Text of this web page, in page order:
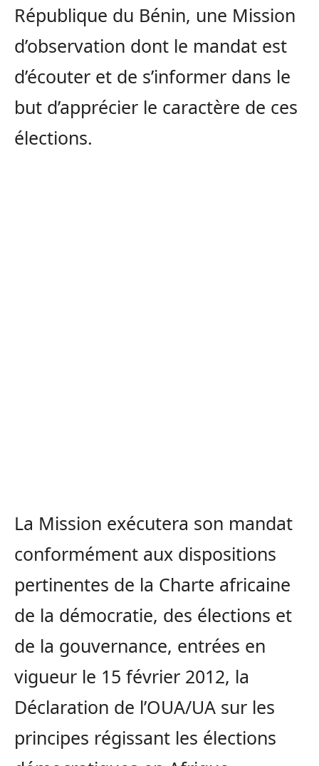
République du Bénin, une Mission
d’observation dont le mandat est
d’écouter et de s’informer dans le
but d’apprécier le caractère de ces
élections.
La Mission exécutera son mandat
conformément aux dispositions
pertinentes de la Charte africaine
de la démocratie, des élections et
de la gouvernance, entrées en
vigueur le 15 février 2012, la
Déclaration de l’OUA/UA sur les
principes régissant les élections